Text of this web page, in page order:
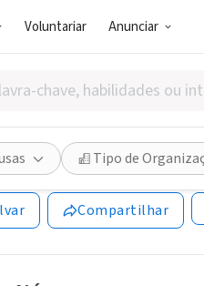
Voluntariar Anunciar
Tipo de
S.O.S.
Bolívia |www.animalessos.org
Compartilhar